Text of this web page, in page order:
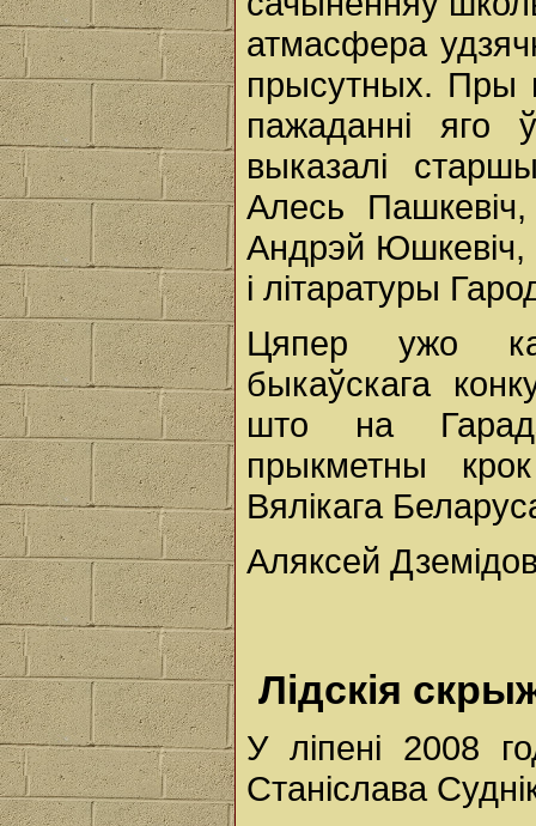
атмасфера
прысутных. Пры
пажаданні яго
выказалі
Алесь
Андрэй Юшкевіч,
і літаратуры
Цяпер ужо
быкаўскага
што на
прыкметны
Вялікага
Аляксей
Лідскія
У ліпені 2008
Станіслава